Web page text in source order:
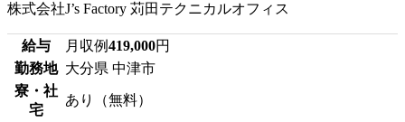
株式会社J’s Factory 苅田テクニカルオフィス
給与 月収例419,000円
勤務地 大分県 中津市
寮・社
宅
あり（無料）